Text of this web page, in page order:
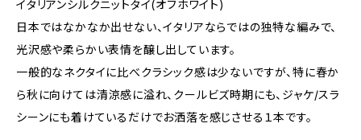
イタリアンシルクニットタイ(オフホワイト)
日本ではなかなか出せない、イタリアならではの独特な編みで、
光沢感や柔らかい表情を醸し出しています。
一般的なネクタイに比べクラシック感は少ないですが、特に春か
ら秋に向けては清涼感に溢れ、クールビズ時期にも、ジャケ/スラ
シーンにも着けているだけでお洒落を感じさせる１本です。